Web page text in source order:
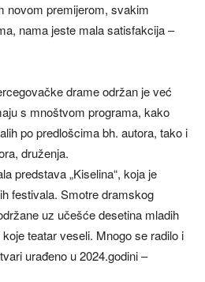
novom premijerom, svakim
nama jeste mala satisfakcija –
drame održan je već
s mnoštvom programa, kako
po predlošcima bh. autora, tako i
druženja.
predstava „Kiselina“, koja je
festivala. Smotre dramskog
uz učešće desetina mladih
teatar veseli. Mnogo se radilo i
urađeno u 2024.godini –